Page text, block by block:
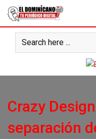
Skip
content
Crazy
separación